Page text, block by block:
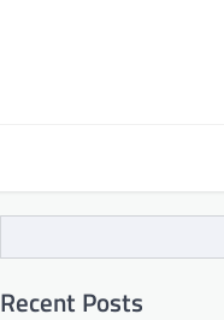
Recent Posts